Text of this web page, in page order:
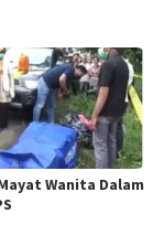
Wanita Dalam